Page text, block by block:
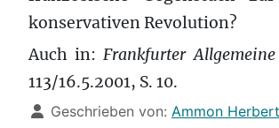
konservativen Revolution?
Auch in:Frankfurter
113/16.5.2001, S. 10.
Details
Geschrieben von: Ammon Herbert